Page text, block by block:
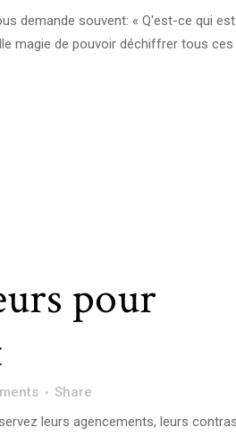
demande souvent: « Q'est-ce qui est
magie de pouvoir déchiffrer tous ces
pour
Share
leurs agencements, leurs